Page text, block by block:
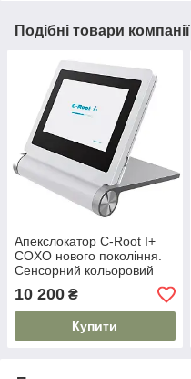
Подібні товари компанії
Апекслокатор C-Root I+
COXO нового покоління.
Сенсорний кольоровий
дисплей.
10 200 ₴
Купити